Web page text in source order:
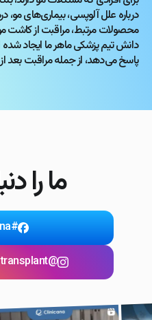
درباره علل آلوپسی، بیماری‌های
محصولات مرتبط، مراقبت از کاشت
دانش تیم پزشکی ماهر ما ایجاد شده
پاسخ می‌دهد، از جمله مراقبت بعد
ما را
#clinicana
@clinicana_hair_transplant